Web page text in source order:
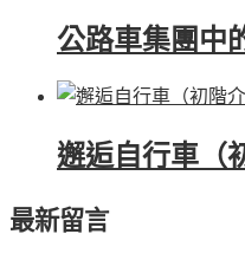
公路車集團中
邂逅自行車（
最新留言